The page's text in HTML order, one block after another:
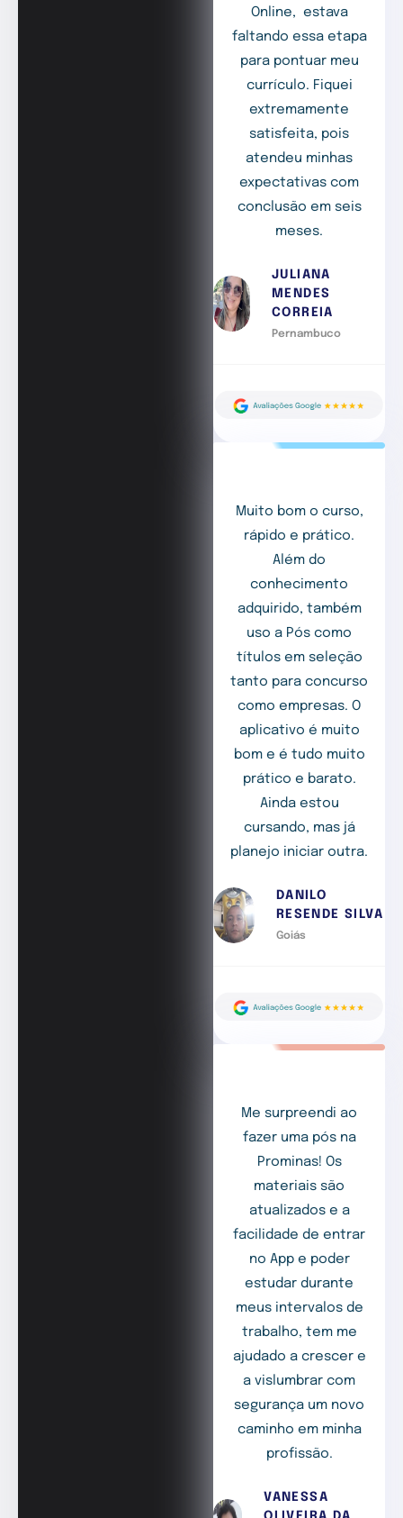
Online, estava
faltando essa etapa
para pontuar meu
currículo. Fiquei
extremamente
satisfeita, pois
atendeu minhas
expectativas com
conclusão em seis
meses.
JULIANA
MENDES
CORREIA
Pernambuco
Muito bom o curso,
rápido e prático.
Além do
conhecimento
adquirido, também
uso a Pós como
títulos em seleção
tanto para concurso
como empresas. O
aplicativo é muito
bom e é tudo muito
prático e barato.
Ainda estou
cursando, mas já
planejo iniciar outra.
DANILO
RESENDE SILVA
Goiás
Me surpreendi ao
fazer uma pós na
Prominas! Os
materiais são
atualizados e a
facilidade de entrar
no App e poder
estudar durante
meus intervalos de
trabalho, tem me
ajudado a crescer e
a vislumbrar com
segurança um novo
caminho em minha
profissão.
VANESSA